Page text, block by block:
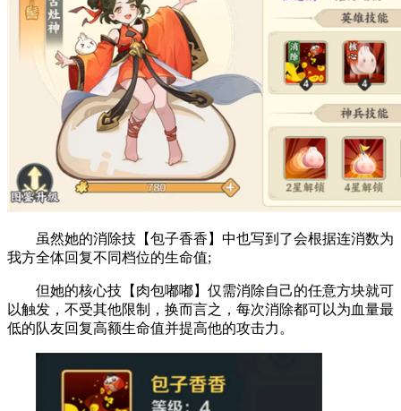
虽然她的消除技【包子香香】中也写到了会根据连消数为
我方全体回复不同档位的生命值;
但她的核心技【肉包嘟嘟】仅需消除自己的任意方块就可
以触发，不受其他限制，换而言之，每次消除都可以为血量最
低的队友回复高额生命值并提高他的攻击力。